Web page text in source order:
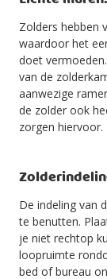
Zolders hebben
waardoor het
doet
van de
aanwezige
de zolder ook
zorgen hiervoor.
De indeling van
te benutten.
je niet rechtop
loopruimte
bed of bureau